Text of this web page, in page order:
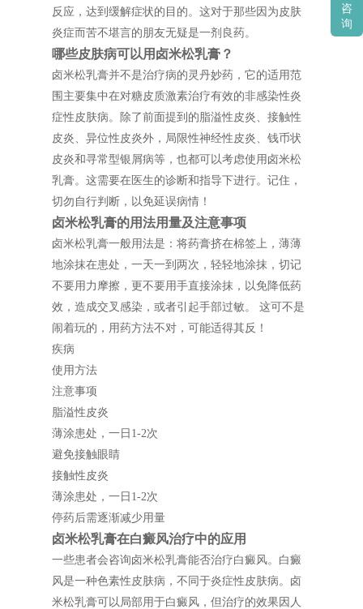
反应，达到缓解症状的目的。这对于那些因为皮肤
炎症而苦不堪言的朋友无疑是一剂良药。
哪些皮肤病可以用卤米松乳膏？
卤米松乳膏并不是治疗病的灵丹妙药，它的适用范
围主要集中在对糖皮质激素治疗有效的非感染性炎
症性皮肤病。除了前面提到的脂溢性皮炎、接触性
皮炎、异位性皮炎外，局限性神经性皮炎、钱币状
皮炎和寻常型银屑病等，也都可以考虑使用卤米松
乳膏。这需要在医生的诊断和指导下进行。记住，
切勿自行判断，以免延误病情！
卤米松乳膏的用法用量及注意事项
卤米松乳膏一般用法是：将药膏挤在棉签上，薄薄
地涂抹在患处，一天一到两次，轻轻地涂抹，切记
不要用力摩擦，更不要用手直接涂抹，以免降低药
效，造成交叉感染，或者引起手部过敏。 这可不是
闹着玩的，用药方法不对，可能适得其反！
疾病
使用方法
注意事项
脂溢性皮炎
薄涂患处，一日1-2次
避免接触眼睛
接触性皮炎
薄涂患处，一日1-2次
停药后需逐渐减少用量
卤米松乳膏在白癜风治疗中的应用
一些患者会咨询卤米松乳膏能否治疗白癜风。白癜
风是一种色素性皮肤病，不同于炎症性皮肤病。卤
米松乳膏可以局部用于白癜风，但治疗的效果因人
咨
询